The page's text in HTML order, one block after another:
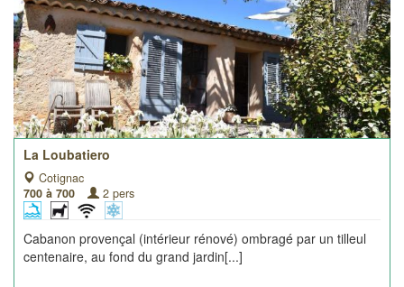
La Loubatiero
Cotignac
700 à 700
2 pers
Cabanon provençal (intérieur rénové) ombragé par un tilleul
centenaire, au fond du grand jardin[...]